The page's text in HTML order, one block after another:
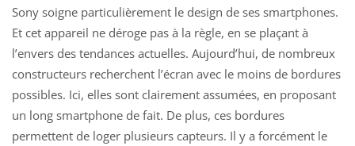
Sony soigne particulièrement le design de ses smartphones.
Et cet appareil ne déroge pas à la règle, en se plaçant à
l’envers des tendances actuelles. Aujourd’hui, de nombreux
constructeurs recherchent l’écran avec le moins de bordures
possibles. Ici, elles sont clairement assumées, en proposant
un long smartphone de fait. De plus, ces bordures
permettent de loger plusieurs capteurs. Il y a forcément le